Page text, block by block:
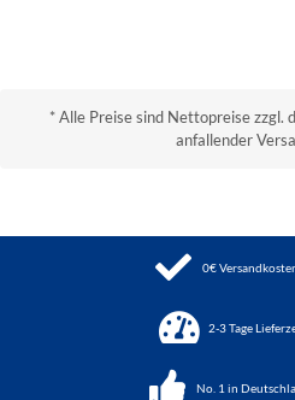
* Alle Preise sind Nettopreise zzgl.
anfallender
0€
2-3 Tage
No. 1 in